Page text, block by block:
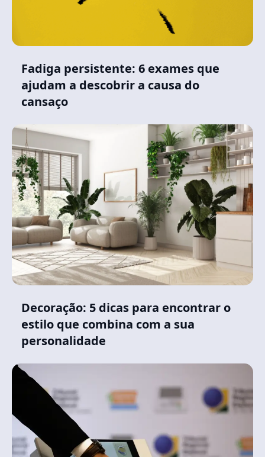
Fadiga persistente: 6 exames que
ajudam a descobrir a causa do
cansaço
Decoração: 5 dicas para encontrar o
estilo que combina com a sua
personalidade